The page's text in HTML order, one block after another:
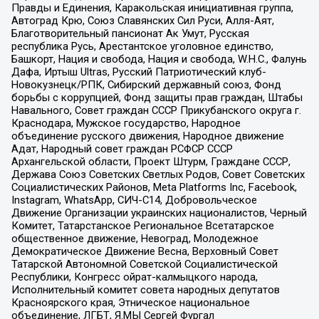
Правды и Единения, Каракольская инициативная группа,
Автоград Крю, Союз Славянских Сил Руси, Алля-Аят,
Благотворительный пансионат Ак Умут, Русская
республика Русь, Арестантское уголовное единство,
Башкорт, Нация и свобода, Нация и свобода, W.H.С., Фалунь
Дафа, Иртыш Ultras, Русский Патриотический клуб-
Новокузнецк/РПК, Сибирский державный союз, Фонд
борьбы с коррупцией, Фонд защиты прав граждан, Штабы
Навального, Совет граждан СССР Прикубанского округа г.
Краснодара, Мужское государство, Народное
объединение русского движения, Народное движение
Адат, Народный совет граждан РСФСР СССР
Архангельской области, Проект Штурм, Граждане СССР,
Держава Союз Советских Светлых Родов, Совет Советских
Социалистических Районов, Meta Platforms Inc, Facebook,
Instagram, WhatsApp, СИЧ-С14, Добровольческое
Движение Организации украинских националистов, Черный
Комитет, Татарстанское Региональное Всетатарское
общественное движение, Невоград, Молодежное
Демократическое Движение Весна, Верховный Совет
Татарской Автономной Советской Социалистической
Республики, Конгресс ойрат-калмыцкого народа,
Исполнительный комитет совета народных депутатов
Красноярского края, Этническое национальное
объединение, ЛГБТ, Я.МЫ Сергей Фургал